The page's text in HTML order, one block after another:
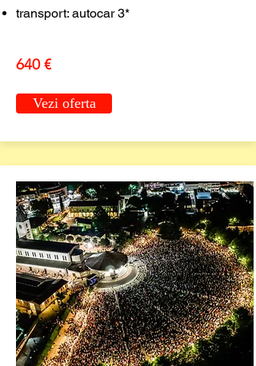
transport: autocar 3*
640 €
Vezi oferta